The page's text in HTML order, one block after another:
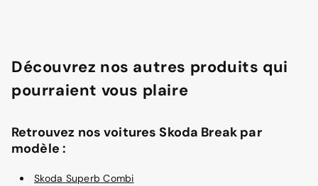
Découvrez nos autres produits qui
pourraient vous plaire
Retrouvez nos voitures Skoda Break par
modèle :
Skoda Superb Combi